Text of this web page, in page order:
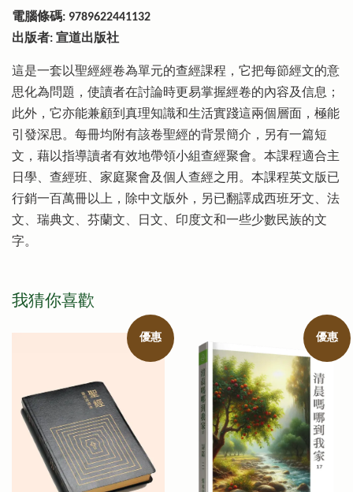
電腦條碼: 9789622441132
出版者: 宣道出版社
這是一套以聖經經卷為單元的查經課程，它把每節經文的意
思化為問題，使讀者在討論時更易掌握經卷的內容及信息；
此外，它亦能兼顧到真理知識和生活實踐這兩個層面，極能
引發深思。每冊均附有該卷聖經的背景簡介，另有一篇短
文，藉以指導讀者有效地帶領小組查經聚會。本課程適合主
日學、查經班、家庭聚會及個人查經之用。本課程英文版已
行銷一百萬冊以上，除中文版外，另已翻譯成西班牙文、法
文、瑞典文、芬蘭文、日文、印度文和一些少數民族的文
字。
我猜你喜歡
優惠 優惠